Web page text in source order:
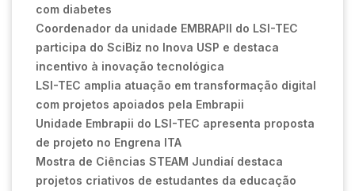
com diabetes
Coordenador da unidade EMBRAPII do LSI-TEC
participa do SciBiz no Inova USP e destaca
incentivo à inovação tecnológica
LSI-TEC amplia atuação em transformação digital
com projetos apoiados pela Embrapii
Unidade Embrapii do LSI-TEC apresenta proposta
de projeto no Engrena ITA
Mostra de Ciências STEAM Jundiaí destaca
projetos criativos de estudantes da educação